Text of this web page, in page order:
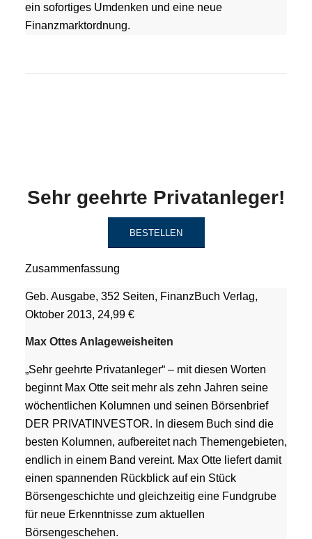
ein sofortiges Umdenken und eine neue
Finanzmarktordnung.
Sehr geehrte Privatanleger!
BESTELLEN
Zusammenfassung
Geb. Ausgabe, 352 Seiten, FinanzBuch Verlag,
Oktober 2013, 24,99 €
Max Ottes Anlageweisheiten
„Sehr geehrte Privatanleger“ – mit diesen Worten
beginnt Max Otte seit mehr als zehn Jahren seine
wöchentlichen Kolumnen und seinen Börsenbrief
DER PRIVATINVESTOR. In diesem Buch sind die
besten Kolumnen, aufbereitet nach Themengebieten,
endlich in einem Band vereint. Max Otte liefert damit
einen spannenden Rückblick auf ein Stück
Börsengeschichte und gleichzeitig eine Fundgrube
für neue Erkenntnisse zum aktuellen
Börsengeschehen.